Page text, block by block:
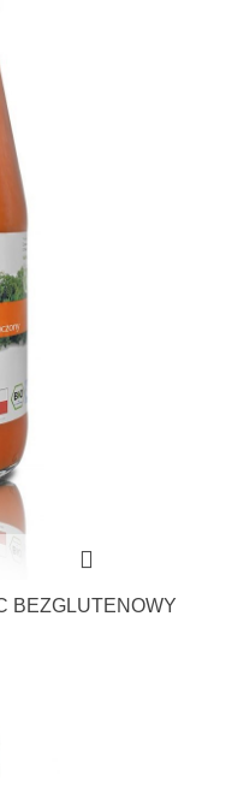
BEZGLUTENOWY